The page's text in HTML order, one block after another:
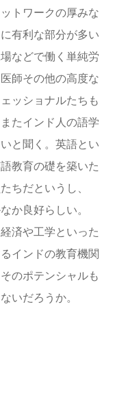
トワークの厚みな
有利な部分が多い
などで働く単純労
師その他の高度な
ッショナルたちも
たインド人の語学
と聞く。英語とい
教育の礎を築いた
ちだというし、
か良好らしい。
済や工学といった
インドの教育機関
のポテンシャルも
いだろうか。